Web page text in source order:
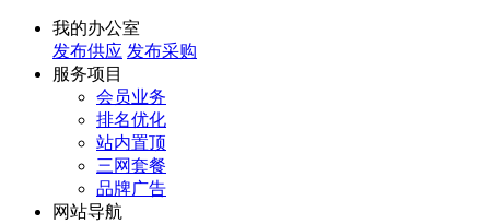
我的办公室
发布供应 发布采购
服务项目
会员业务
排名优化
站内置顶
三网套餐
品牌广告
网站导航